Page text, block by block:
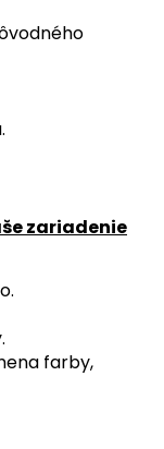
zariadenie
farby,